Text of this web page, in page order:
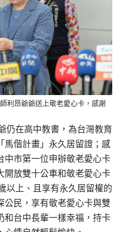
利昂爺爺送上敬老愛心卡，感謝
仍在高中教書，為台灣教育
馬偕計畫」永久居留證；感
中市第一位申辦敬老愛心卡
開放雙十公車和敬老愛心卡
以上、且享有永久居留權的
公民，享有敬老愛心卡與雙
和台中長輩一樣幸福，持卡